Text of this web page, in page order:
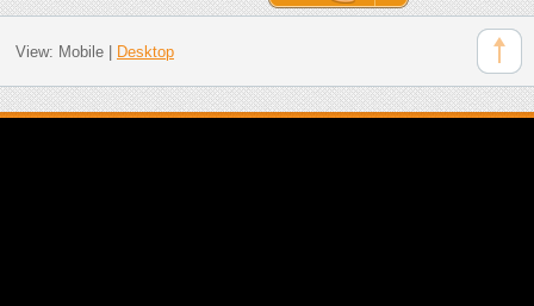
View: Mobile| Desktop